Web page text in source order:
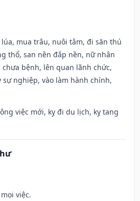
lúa, mua trâu, nuôi tằm, đi săn thú
thổ, san nền đắp nền, nữ nhân
bệnh, lên quan lãnh chức,
sự nghiệp, vào làm hành chính,
việc mới, kỵ đi du lịch, kỵ tang
việc.